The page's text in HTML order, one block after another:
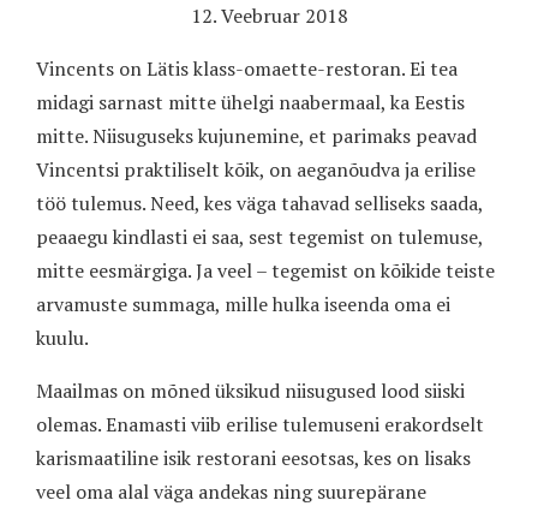
12. Veebruar 2018
Vincents on Lätis klass-omaette-restoran. Ei tea
midagi sarnast mitte ühelgi naabermaal, ka Eestis
mitte. Niisuguseks kujunemine, et parimaks peavad
Vincentsi praktiliselt kõik, on aeganõudva ja erilise
töö tulemus. Need, kes väga tahavad selliseks saada,
peaaegu kindlasti ei saa, sest tegemist on tulemuse,
mitte eesmärgiga. Ja veel – tegemist on kõikide teiste
arvamuste summaga, mille hulka iseenda oma ei
kuulu.
Maailmas on mõned üksikud niisugused lood siiski
olemas. Enamasti viib erilise tulemuseni erakordselt
karismaatiline isik restorani eesotsas, kes on lisaks
veel oma alal väga andekas ning suurepärane